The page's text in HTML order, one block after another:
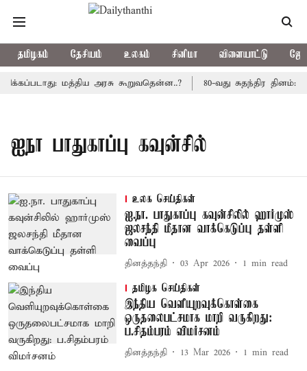
தமிழகம் தேசியம் உலகம் சினிமா விளையாட்டு
மத்திய அரசு கூறுவதென்ன..? 80-வது சுதந்திர
ஐநா பாதுகாப்பு கவுன்சில்
உலக செய்திகள்
ஐ.நா. பாதுகாப்பு கவுன்சிலில் ஹார்முஸ்
ஜலசந்தி மீதான வாக்கெடுப்பு தள்ளி
வைப்பு
தினத்தந்தி 03 Apr 2026 1 min read
தமிழக செய்திகள்
இந்திய வெளியுறவுக்கொள்கை
ஒருதலைபட்சமாக மாறி வருகிறது:
ப.சிதம்பரம் விமர்சனம்
தினத்தந்தி 13 Mar 2026 1 min read